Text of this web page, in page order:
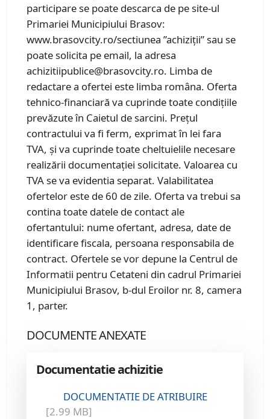
participare se poate descarca de pe site-ul
Primariei Municipiului Brasov:
www.brasovcity.ro/sectiunea ”achiziții” sau se
poate solicita pe email, la adresa
achizitiipublice@brasovcity.ro. Limba de
redactare a ofertei este limba româna. Oferta
tehnico-financiară va cuprinde toate condițiile
prevăzute în Caietul de sarcini. Prețul
contractului va fi ferm, exprimat în lei fara
TVA, și va cuprinde toate cheltuielile necesare
realizării documentației solicitate. Valoarea cu
TVA se va evidentia separat. Valabilitatea
ofertelor este de 60 de zile. Oferta va trebui sa
contina toate datele de contact ale
ofertantului: nume ofertant, adresa, date de
identificare fiscala, persoana responsabila de
contract. Ofertele se vor depune la Centrul de
Informatii pentru Cetateni din cadrul Primariei
Municipiului Brasov, b-dul Eroilor nr. 8, camera
1, parter.
DOCUMENTE ANEXATE
Documentatie achizitie
DOCUMENTATIE DE ATRIBUIRE
[2.99 MB]